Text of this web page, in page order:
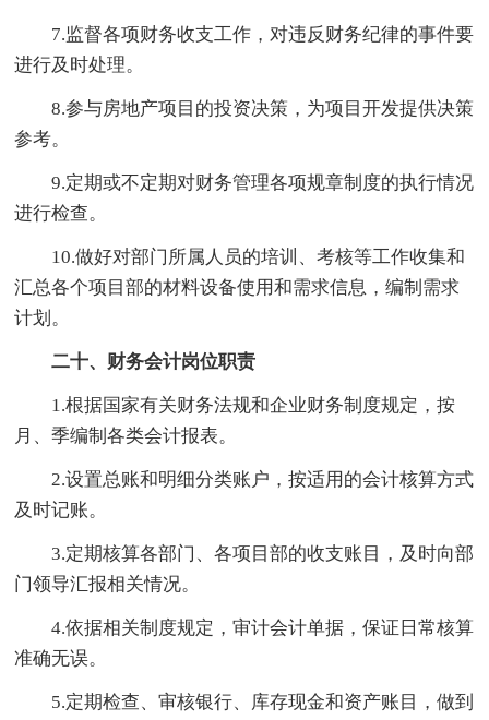
7.监督各项财务收支工作，对违反财务纪律的事件要
进行及时处理。
8.参与房地产项目的投资决策，为项目开发提供决策
参考。
9.定期或不定期对财务管理各项规章制度的执行情况
进行检查。
10.做好对部门所属人员的培训、考核等工作收集和
汇总各个项目部的材料设备使用和需求信息，编制需求
计划。
二十、财务会计岗位职责
1.根据国家有关财务法规和企业财务制度规定，按
月、季编制各类会计报表。
2.设置总账和明细分类账户，按适用的会计核算方式
及时记账。
3.定期核算各部门、各项目部的收支账目，及时向部
门领导汇报相关情况。
4.依据相关制度规定，审计会计单据，保证日常核算
准确无误。
5.定期检查、审核银行、库存现金和资产账目，做到